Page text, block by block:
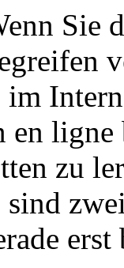
Sie
en
zu
sind
erst